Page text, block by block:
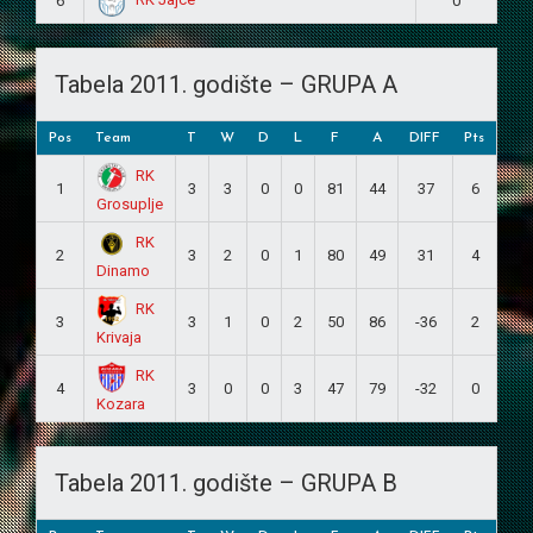
Tabela 2011. godište – GRUPA A
Pos Team T W D L F A DIFF Pts
1
RK
Grosuplje
3 3 0 0 81 44 37 6
2
RK
Dinamo
3 2 0 1 80 49 31 4
3
RK
Krivaja
3 1 0 2 50 86 -36 2
4
RK
Kozara
3 0 0 3 47 79 -32 0
Tabela 2011. godište – GRUPA B